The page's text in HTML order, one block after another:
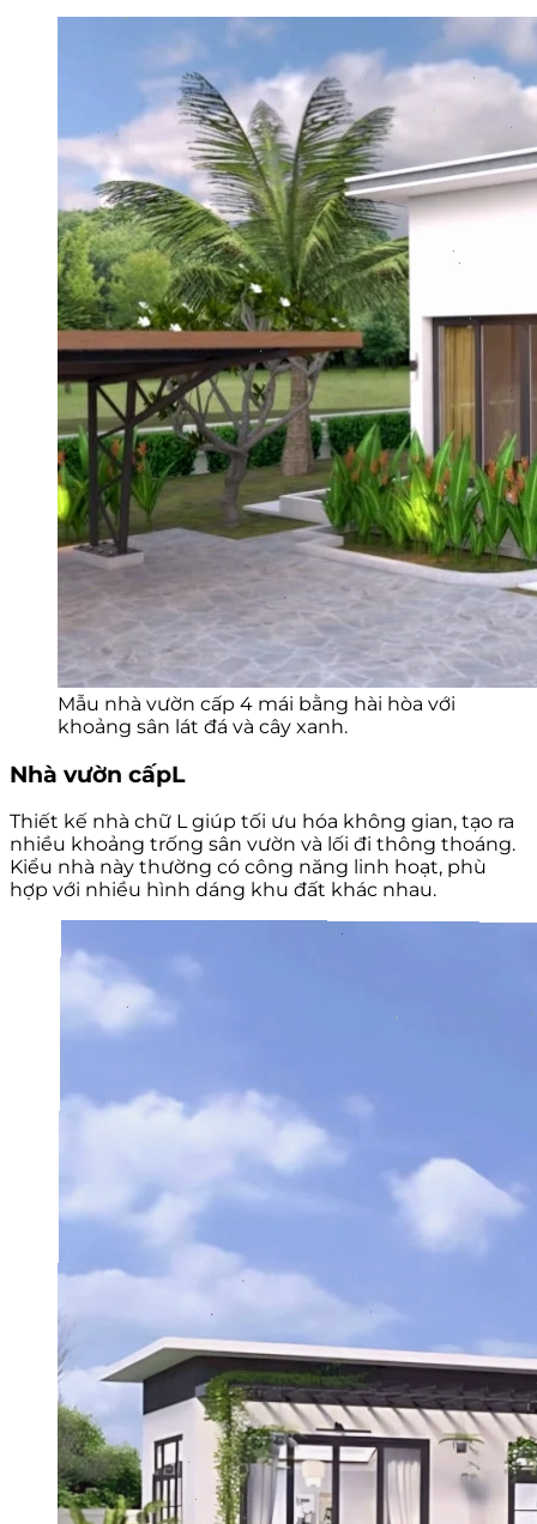
Mẫu nhà vườn cấp 4 mái bằng hài hòa với
khoảng sân lát đá và cây xanh.
Nhà vườn cấpL
Thiết kế nhà chữ L giúp tối ưu hóa không gian, tạo ra
nhiều khoảng trống sân vườn và lối đi thông thoáng.
Kiểu nhà này thường có công năng linh hoạt, phù
hợp với nhiều hình dáng khu đất khác nhau.